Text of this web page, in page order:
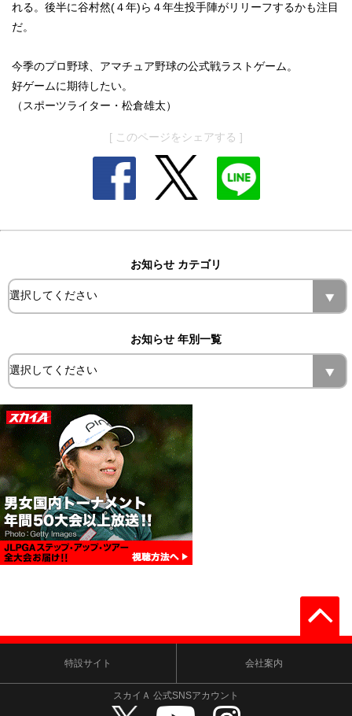
れる。後半に谷村然(４年)ら４年生投手陣がリリーフするかも注目
だ。
今季のプロ野球、アマチュア野球の公式戦ラストゲーム。
好ゲームに期待したい。
（スポーツライター・松倉雄太）
[ このページをシェアする ]
お知らせ カテゴリ
お知らせ 年別一覧
特設サイト 会社案内
スカイＡ 公式SNSアカウント